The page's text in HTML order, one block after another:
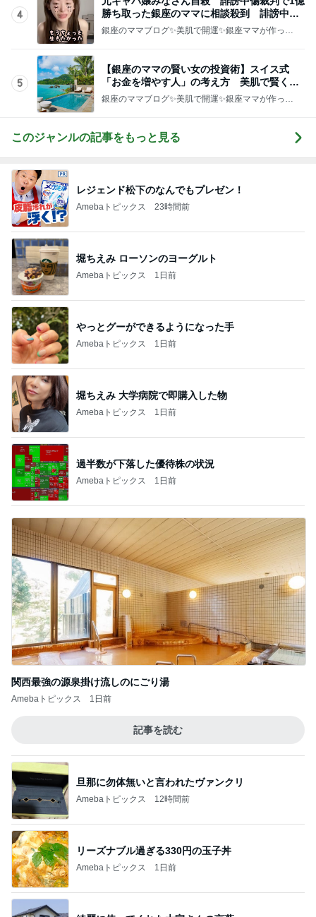
4
勝ち取った銀座のママに相談殺到 誹謗中傷
は正義じゃない
銀座のママブログ✨美肌で開運✨銀座ママが作った
5
【銀座のママの賢い女の投資術】スイス式
「お金を増やす人」の考え方 美肌で賢く金
運UP これが正解
銀座のママブログ✨美肌で開運✨銀座ママが作った
このジャンルの記事をもっと見る
レジェンド松下のなんでもプレゼン！
Amebaトピックス 23時間前
堀ちえみ ローソンのヨーグルト
Amebaトピックス 1日前
やっとグーができるようになった手
Amebaトピックス 1日前
堀ちえみ 大学病院で即購入した物
Amebaトピックス 1日前
過半数が下落した優待株の状況
Amebaトピックス 1日前
関西最強の源泉掛け流しのにごり湯
Amebaトピックス 1日前
記事を読む
旦那に勿体無いと言われたヴァンクリ
Amebaトピックス 12時間前
リーズナブル過ぎる330円の玉子丼
Amebaトピックス 1日前